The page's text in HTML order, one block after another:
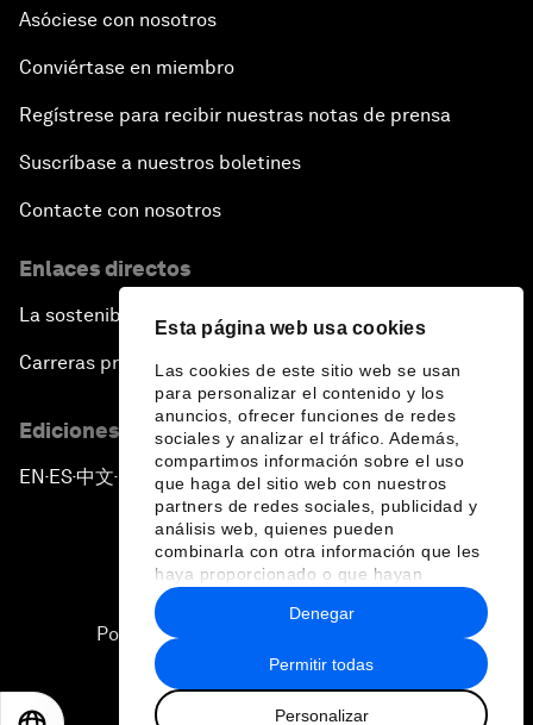
Esta página web usa cookies
Las cookies de este sitio web se usan
para personalizar el contenido y los
anuncios, ofrecer funciones de redes
sociales y analizar el tráfico. Además,
compartimos información sobre el uso
que haga del sitio web con nuestros
partners de redes sociales, publicidad y
análisis web, quienes pueden
combinarla con otra información que les
haya proporcionado o que hayan
recopilado a partir del uso que haya
hecho de sus servicios.
Permitir todas
Personalizar
Denegar
Asóciese con nosotros
Conviértase en miembro
Regístrese para recibir nuestras notas de prensa
Suscríbase a nuestros boletines
Contacte con nosotros
Enlaces directos
La sostenibilidad en el Foro
Carreras profesionales
Ediciones en otros idiomas
EN ▪ES▪中文▪ 日本語
Política de privacidad y normas de uso
Sitemap